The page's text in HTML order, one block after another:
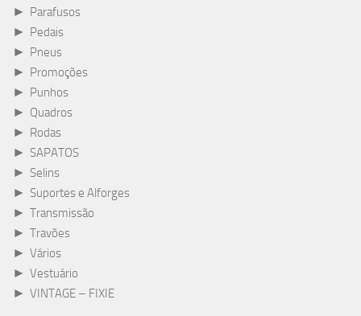
► Parafusos
► Pedais
► Pneus
► Promoções
► Punhos
► Quadros
► Rodas
► SAPATOS
► Selins
► Suportes e Alforges
► Transmissão
► Travões
► Vários
► Vestuário
► VINTAGE – FIXIE